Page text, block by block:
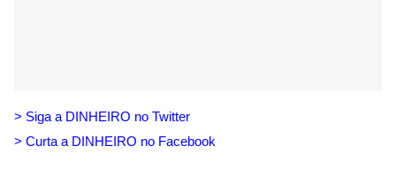
> Siga a DINHEIRO no Twitter
> Curta a DINHEIRO no Facebook